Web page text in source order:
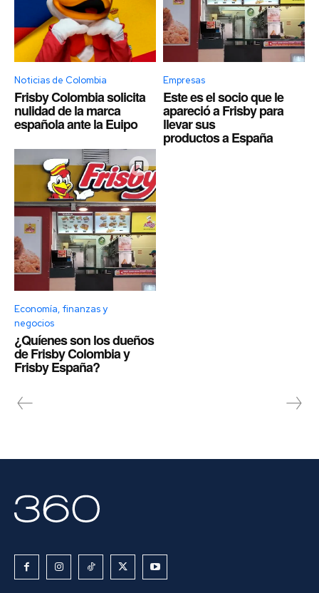
Noticias de Colombia
Frisby Colombia solicita
nulidad de la marca
española ante la Euipo
Empresas
Este es el socio que le
apareció a Frisby para
llevar sus
productos a España
Economía, finanzas y
negocios
¿Quíenes son los dueños
de Frisby Colombia y
Frisby España?